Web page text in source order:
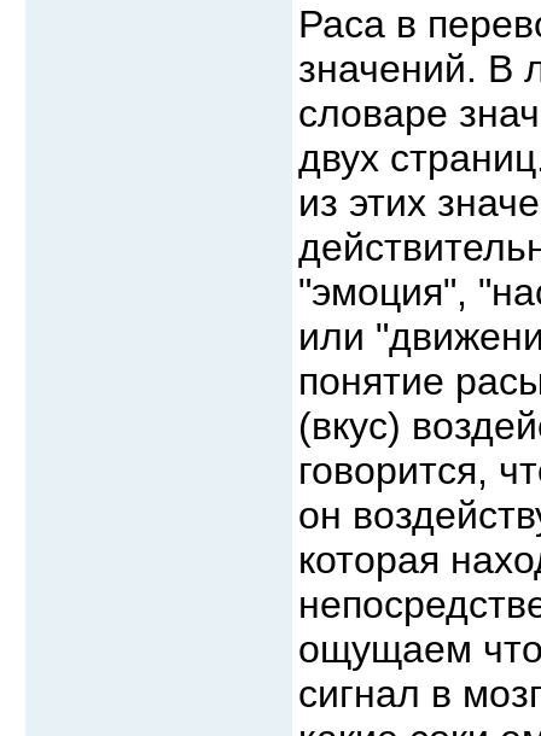
Раса в
значений. В
словаре
двух
из этих
"эмоция",
или
понятие
(вкус)
говорится,
он
которая
ощущаем
сигнал в